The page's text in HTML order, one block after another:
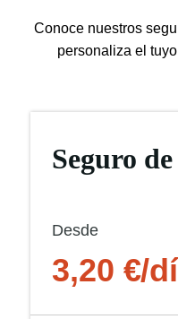
Conoce nuestros
personaliza el
Seguro
Desde
3,20 €/